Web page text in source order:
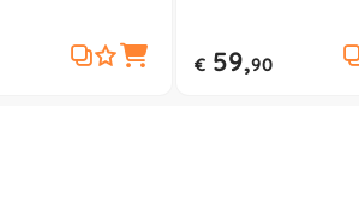
€ 59,90